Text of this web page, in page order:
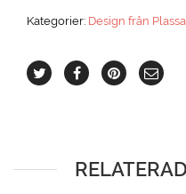
Kategorier: Design från